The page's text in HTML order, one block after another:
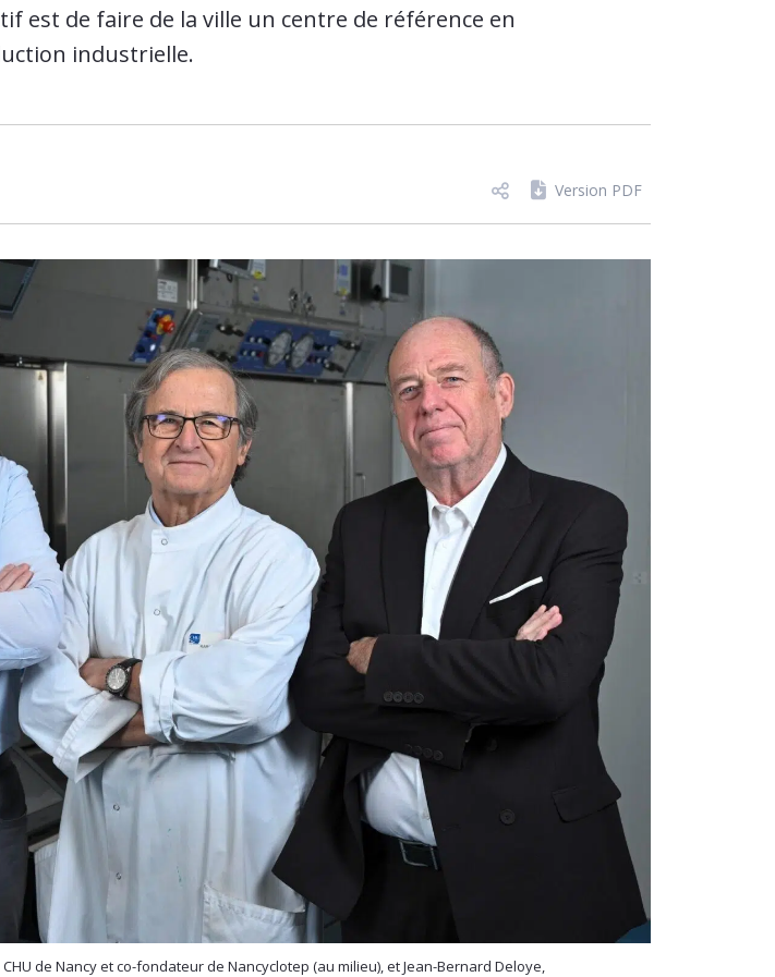
est de faire de la ville un centre de référence en
industrielle.
Version PDF
de Nancy et co-fondateur de Nancyclotep (au milieu), et Jean-Bernard Deloye,